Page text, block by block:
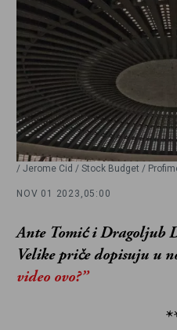
/ Jerome Cid / Stock Budget /
NOV 01 2023, 05:00
Ante Tomić i Dragoljub
Velike priče dopisuju u
video ovo?”